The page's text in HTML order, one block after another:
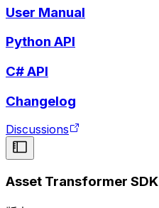
User Manual
Python API
C# API
Changelog
Discussions
Asset Transformer SDK